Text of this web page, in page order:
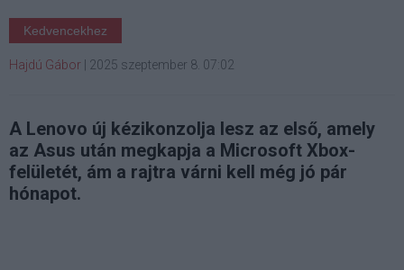
Kedvencekhez
Hajdú Gábor 2025 szeptember 8. 07:02
A Lenovo új kézikonzolja lesz az első, amely
az Asus után megkapja a Microsoft Xbox-
felületét, ám a rajtra várni kell még jó pár
hónapot.